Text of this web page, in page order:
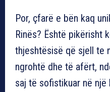
Por, çfarë e bën kaq
Rinës? Është pikërisht
thjeshtësisë që sjell te
ngrohtë dhe të afërt,
saj të sofistikuar në